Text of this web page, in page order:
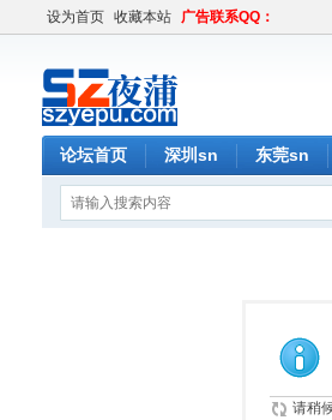
设为首页 收藏本站 广告联系QQ：
论坛首页 深圳sn 东莞sn
请稍